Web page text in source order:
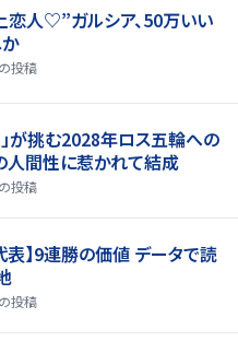
恋人♡”ガルシア、50万いい
投稿
が挑む2028年ロス五輪への
人間性に惹かれて結成
投稿
表】9連勝の価値 データで読
投稿